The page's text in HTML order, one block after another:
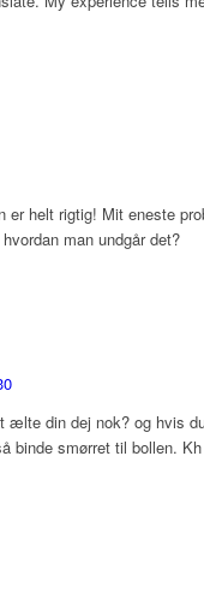
er helt rigtig! Mit eneste
man undgår det?
ælte din dej nok? og hvis
binde smørret til bollen.